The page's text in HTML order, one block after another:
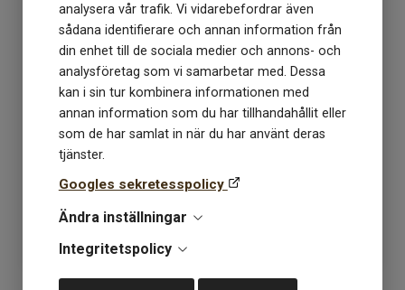
analysera vår trafik. Vi vidarebefordrar även
sådana identifierare och annan information från
din enhet till de sociala medier och annons- och
analysföretag som vi samarbetar med. Dessa
kan i sin tur kombinera informationen med
annan information som du har tillhandahållit eller
som de har samlat in när du har använt deras
tjänster.
Googles sekretesspolicy
Ändra inställningar
Integritetspolicy
Tennarmband Mattias
svart 17,0
Lagerstatus: 1
649kr
Tennarmband Mattias
svart 18,0